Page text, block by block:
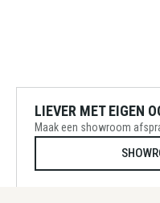
LIEVER MET EIGEN
Maak een showroom